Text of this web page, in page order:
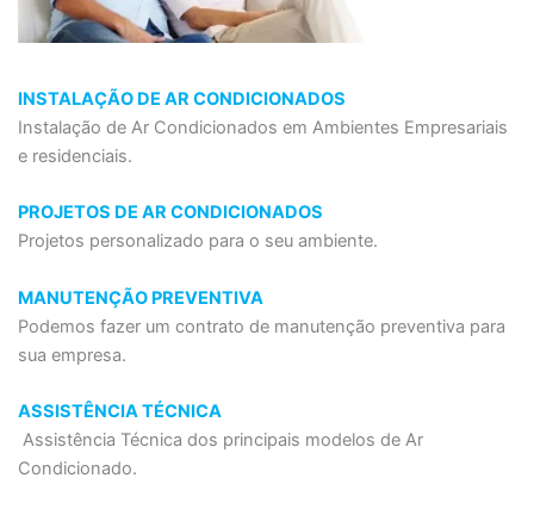
INSTALAÇÃO DE AR CONDICIONADOS
Instalação de Ar Condicionados em Ambientes Empresariais
e residenciais.
PROJETOS DE AR CONDICIONADOS
Projetos personalizado para o seu ambiente.
MANUTENÇÃO PREVENTIVA
Podemos fazer um contrato de manutenção preventiva para
sua empresa.
ASSISTÊNCIA TÉCNICA
Assistência Técnica dos principais modelos de Ar
Condicionado.